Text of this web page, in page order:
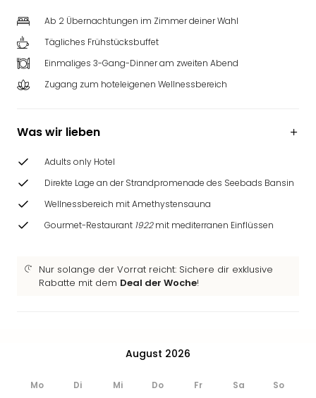
Ab 2 Übernachtungen im Zimmer deiner Wahl
Tägliches Frühstücksbuffet
Einmaliges 3-Gang-Dinner am zweiten Abend
Zugang zum hoteleigenen Wellnessbereich
Was wir lieben
Adults only Hotel
Direkte Lage an der Strandpromenade des Seebads Bansin
Wellnessbereich mit Amethystensauna
Gourmet-Restaurant 1922mit mediterranen Einflüssen
Nur solange der Vorrat reicht: Sichere dir exklusive
Rabatte mit dem Deal der Woche!
August 2026
Mo Di Mi Do Fr Sa So